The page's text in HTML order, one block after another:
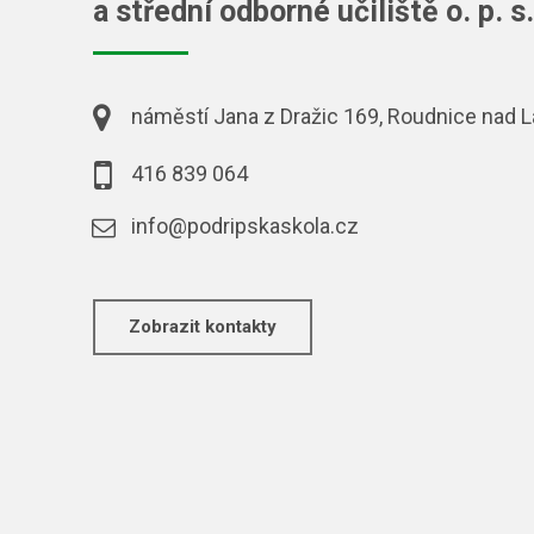
a střední odborné učiliště o. p. s.
náměstí Jana z Dražic 169, Roudnice nad
416 839 064
info@podripskaskola.cz
Zobrazit kontakty